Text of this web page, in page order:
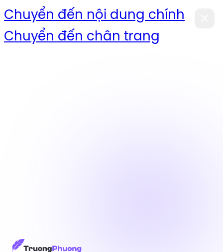
Chuyển đến nội dung chính
Chuyển đến chân trang